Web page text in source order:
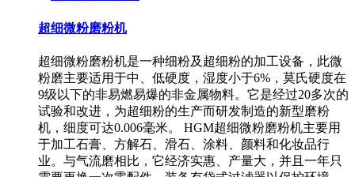
超细微粉磨粉机
超细微粉磨粉机是一种细粉及超细粉的加工设备，此微
粉磨主要适用于中、低硬度，湿度小于6%，莫氏硬度在
9级以下的非易燃易爆的非金属物料。它是经过20多次的
试验和改进，为超细粉的生产而研发制造的新型磨粉
机，细度可达0.006毫米。 HGM超细微粉磨粉机主要用
于加工石膏、方解石、滑石、涂料、颜料和化妆品行
业。与气流磨相比，它经济实惠、产量大，并且一年只